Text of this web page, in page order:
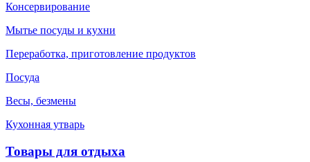
Консервирование
Мытье посуды и кухни
Переработка, приготовление продуктов
Посуда
Весы, безмены
Кухонная утварь
Товары для отдыха